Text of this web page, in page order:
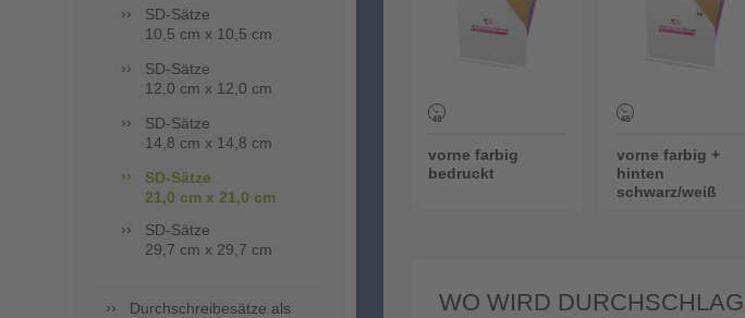
SD-Sätze
10,5 cm x 10,5 cm
SD-Sätze
12,0 cm x 12,0 cm
SD-Sätze
14,8 cm x 14,8 cm
SD-Sätze
21,0 cm x 21,0 cm
SD-Sätze
29,7 cm x 29,7 cm
Durchschreibesätze als
vorne farbig
bedruckt
vorne farbig +
hinten
schwarz/weiß
WO WIRD